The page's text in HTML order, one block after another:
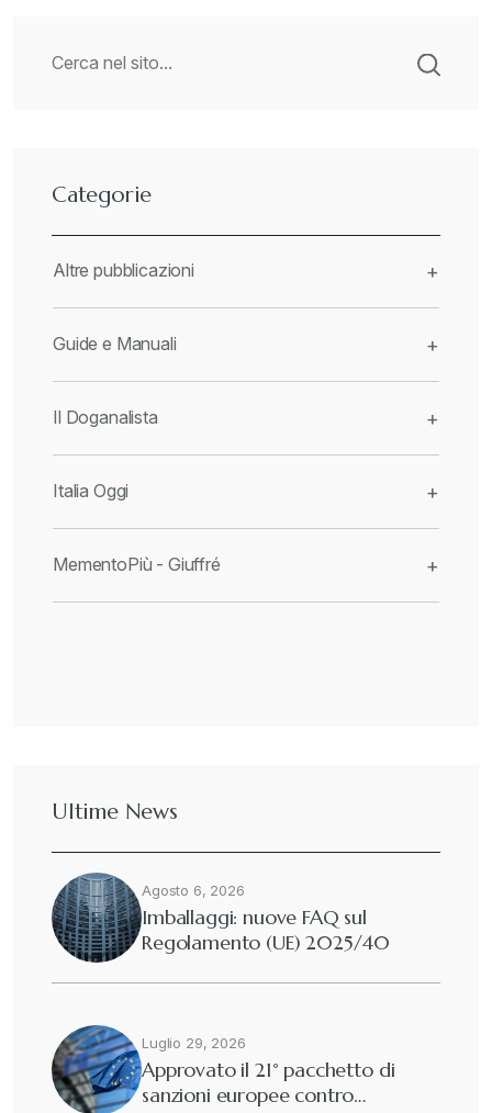
Categorie
Altre pubblicazioni +
Guide e Manuali +
Il Doganalista +
Italia Oggi +
MementoPiù - Giuffré +
Ultime News
Agosto 6, 2026
Imballaggi: nuove FAQ sul
Regolamento (UE) 2025/40
Luglio 29, 2026
Approvato il 21° pacchetto di
sanzioni europee contro…